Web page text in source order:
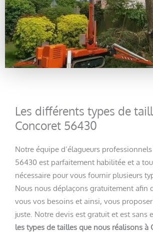
Les différents types de
Concoret 56430
Notre équipe d’élagueurs
56430 est parfaitement habilitée et a
nécessaire pour vous fournir plusieurs
Nous nous déplaçons gratuitement afin
vous vos besoins et ainsi, vous
juste. Notre devis est gratuit et est sans
les types de tailles que nous réalisons à